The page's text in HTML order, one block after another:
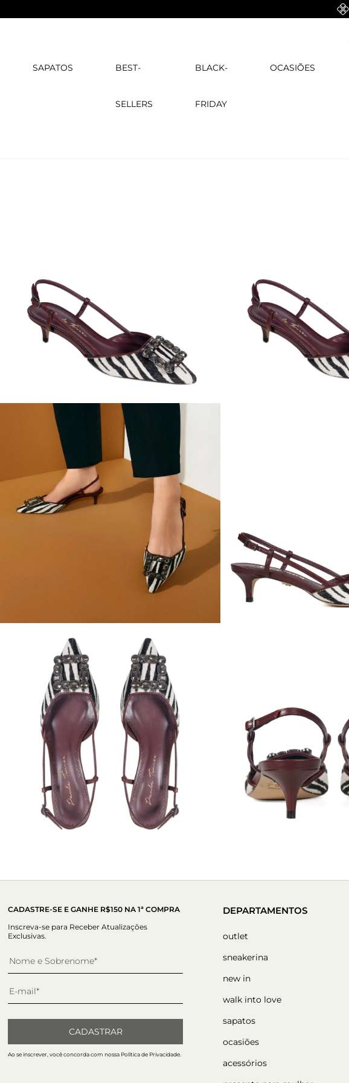
SAPATOS BEST-
SELLERS
BLACK-
FRIDAY
OCASIÕES
CADASTRE-SE E GANHE R$150 NA 1ª COMPRA
Inscreva-se para Receber Atualizações
Exclusivas.
CADASTRAR
Ao se inscrever, você concorda com nossa Política de Privacidade.
DEPARTAMENTOS
outlet
sneakerina
new in
walk into love
sapatos
ocasiões
acessórios